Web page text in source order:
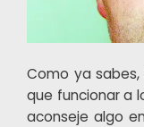
Como ya
que funcionar a
aconseje algo